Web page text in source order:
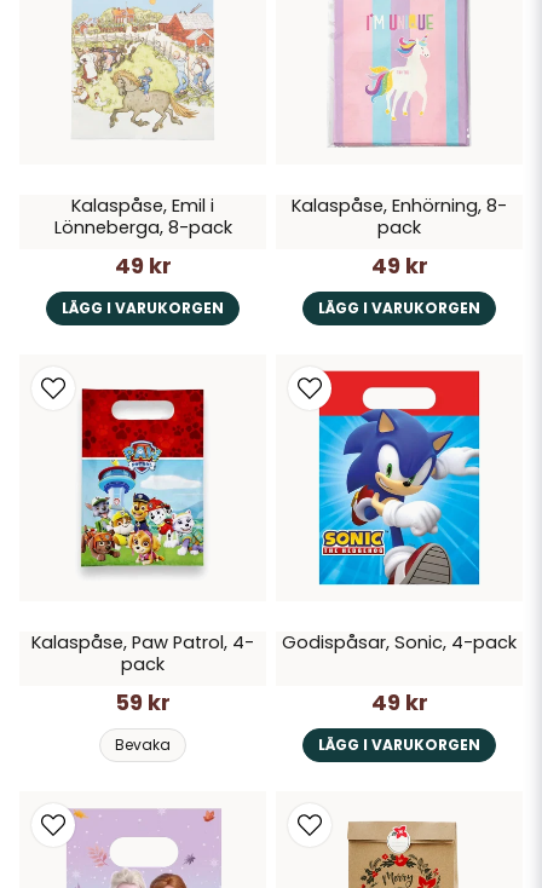
Kalaspåse, Emil i
Lönneberga, 8-pack
49 kr
LÄGG I VARUKORGEN
Kalaspåse, Enhörning, 8-
pack
49 kr
LÄGG I VARUKORGEN
Kalaspåse, Paw Patrol, 4-
pack
59 kr
Bevaka
Godispåsar, Sonic, 4-pack
49 kr
LÄGG I VARUKORGEN